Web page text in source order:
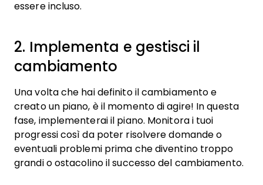
essere incluso.
2. Implementa e gestisci il
cambiamento
Una volta che hai definito il cambiamento e
creato un piano, è il momento di agire! In questa
fase, implementerai il piano. Monitora i tuoi
progressi così da poter risolvere domande o
eventuali problemi prima che diventino troppo
grandi o ostacolino il successo del cambiamento.